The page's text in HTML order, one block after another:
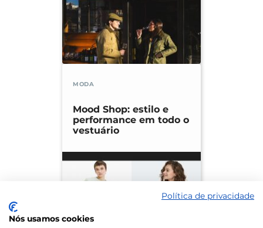
MODA
Mood Shop: estilo e
performance em todo o
vestuário
Política de privacidade
Nós usamos cookies